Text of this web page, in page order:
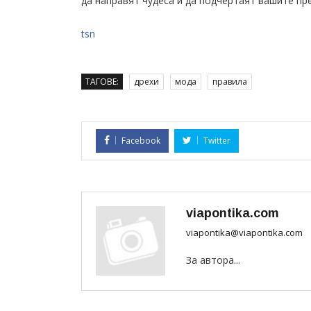
tsn
ТАГОВЕ: дрехи мода правила
Facebook Twitter
viapontika.com
viapontika@viapontika.com
За автора...